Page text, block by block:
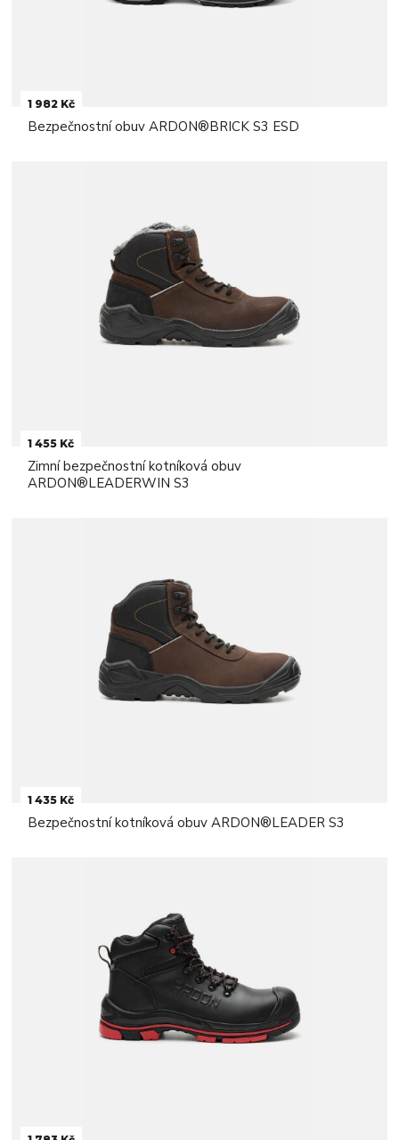
1 982 Kč
Bezpečnostní obuv ARDON®BRICK S3 ESD
1 455 Kč
Zimní bezpečnostní kotníková obuv
ARDON®LEADERWIN S3
1 435 Kč
Bezpečnostní kotníková obuv ARDON®LEADER S3